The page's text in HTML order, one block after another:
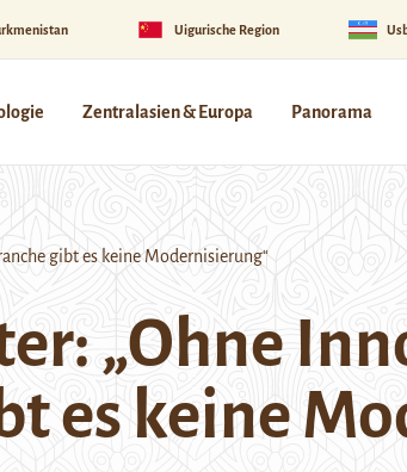
Uigurische Region
Zentralasien & Europa Panorama
gibt es keine Modernisierung“
„Ohne
es keine